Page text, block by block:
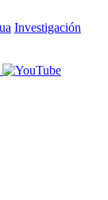
Investigación